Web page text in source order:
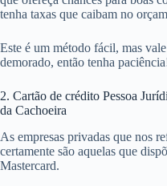
tenha taxas que caibam no
Este é um método fácil, mas
demorado, então tenha
2. Cartão de crédito Pessoa
da Cachoeira
As empresas privadas que nos
certamente são aquelas que
Mastercard.